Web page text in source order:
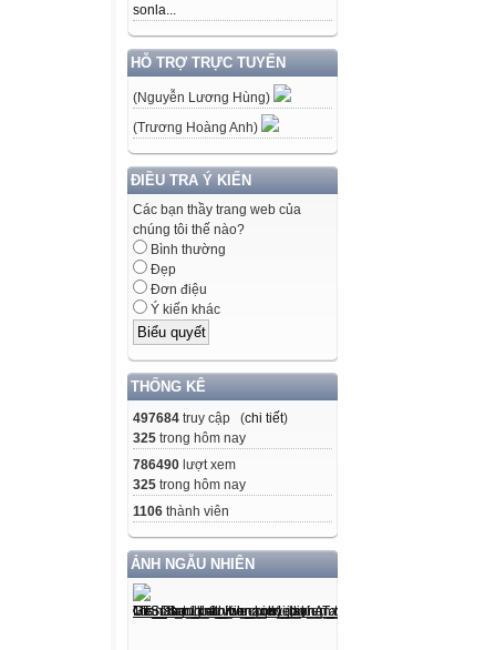
sonla...
HỖ TRỢ TRỰC TUYẾN
(Nguyễn Lương Hùng)
(Trương Hoàng Anh)
ĐIỀU TRA Ý KIẾN
Các bạn thầy trang web của
chúng tôi thế nào?
Bình thường
Đẹp
Đơn điệu
Ý kiến khác
THỐNG KÊ
497684 truy cập (chi tiết)
325 trong hôm nay
786490 lượt xem
325 trong hôm nay
1106 thành viên
ẢNH NGẪU NHIÊN